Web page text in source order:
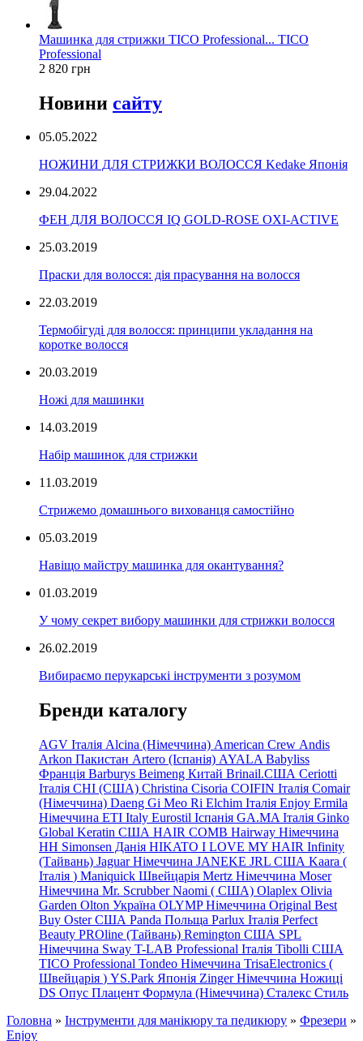
Машинка для стрижки TICO Professional... TICO
Professional
2 820 грн
Новини сайту
05.05.2022
НОЖИНИ ДЛЯ СТРИЖКИ ВОЛОССЯ Kedake Японія
29.04.2022
ФЕН ДЛЯ ВОЛОССЯ IQ GOLD-ROSE OXI-ACTIVE
25.03.2019
Праски для волосся: дія прасування на волосся
22.03.2019
Термобігуді для волосся: принципи укладання на
коротке волосся
20.03.2019
Ножі для машинки
14.03.2019
Набір машинок для стрижки
11.03.2019
Стрижемо домашнього вихованця самостійно
05.03.2019
Навіщо майстру машинка для окантування?
01.03.2019
У чому секрет вибору машинки для стрижки волосся
26.02.2019
Вибираємо перукарські інструменти з розумом
Бренди каталогу
AGV Італія Alcina (Німеччина) American Crew Andis
Arkon Пакистан Artero (Іспанія) AYALA Babyliss
Франція Barburys Beimeng Китай Brinail.США Ceriotti
Італія CHI (США) Christina Cisoria COIFIN Італія Comair
(Німеччина) Daeng Gi Meo Ri Elchim Італія Enjoy Ermila
Німеччина ETI Italy Eurostil Іспанія GA.MA Італія Ginko
Global Keratin США HAIR COMB Hairway Німеччина
HH Simonsen Данія HIKATO I LOVE MY HAIR Infinity
(Тайвань) Jaguar Німеччина JANEKE JRL США Kaara (
Італія ) Maniquick Швейцарія Mertz Німеччина Moser
Німеччина Mr. Scrubber Naomi ( США) Olaplex Olivia
Garden Olton Україна OLYMP Німеччина Original Best
Buy Oster США Panda Польща Parlux Італія Perfect
Beauty PROline (Тайвань) Remington США SPL
Німеччина Sway T-LAB Professional Італія Tibolli США
TICO Professional Tondeo Німеччина TrisaElectronics (
Швейцарія ) YS.Park Японія Zinger Німеччина Ножиці
DS Опус Плацент Формула (Німеччина) Сталекс Стиль
Головна » Інструменти для манікюру та педикюру » Фрезери »
Enjoy